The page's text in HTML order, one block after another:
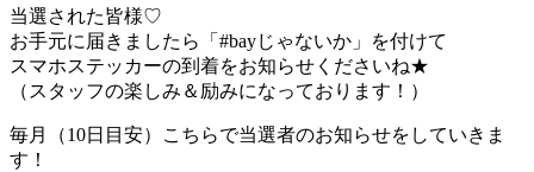
当選された皆様♡
お手元に届きましたら「#bayじゃないか」を付けて
スマホステッカーの到着をお知らせくださいね★
（スタッフの楽しみ＆励みになっております！）
毎月（10日目安）こちらで当選者のお知らせをしていきま
す！